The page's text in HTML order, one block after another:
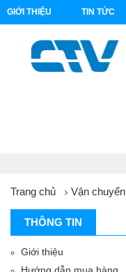
GIỚI THIỆU TIN TỨC
Trang chủ Vận chuyển
THÔNG TIN
Giới thiệu
Hướng dẫn mua hàng